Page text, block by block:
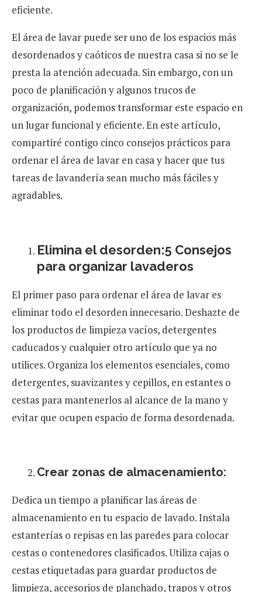
eficiente.
El área de lavar puede ser uno de los espacios más
desordenados y caóticos de nuestra casa si no se le
presta la atención adecuada. Sin embargo, con un
poco de planificación y algunos trucos de
organización, podemos transformar este espacio en
un lugar funcional y eficiente. En este artículo,
compartiré contigo cinco consejos prácticos para
ordenar el área de lavar en casa y hacer que tus
tareas de lavandería sean mucho más fáciles y
agradables.
Elimina el desorden:5 Consejos
para organizar lavaderos
El primer paso para ordenar el área de lavar es
eliminar todo el desorden innecesario. Deshazte de
los productos de limpieza vacíos, detergentes
caducados y cualquier otro artículo que ya no
utilices. Organiza los elementos esenciales, como
detergentes, suavizantes y cepillos, en estantes o
cestas para mantenerlos al alcance de la mano y
evitar que ocupen espacio de forma desordenada.
Crear zonas de almacenamiento:
Dedica un tiempo a planificar las áreas de
almacenamiento en tu espacio de lavado. Instala
estanterías o repisas en las paredes para colocar
cestas o contenedores clasificados. Utiliza cajas o
cestas etiquetadas para guardar productos de
limpieza, accesorios de planchado, trapos y otros